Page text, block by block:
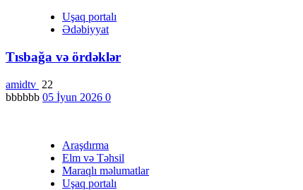
Uşaq portalı
Ədəbiyyat
Tısbağa və ördəklər
amidtv 22
bbbbbb 05 İyun 2026 0
Araşdırma
Elm və Təhsil
Maraqlı məlumatlar
Uşaq portalı